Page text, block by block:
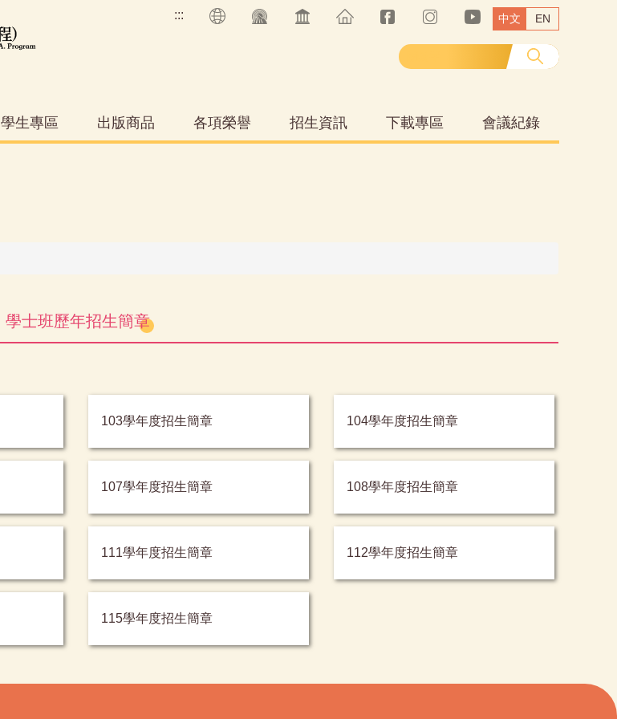
::: 中文 EN
學生專區 出版商品 各項榮譽 招生資訊 下載專區 會議紀錄
學士班歷年招生簡章
103學年度招生簡章 104學年度招生簡章
107學年度招生簡章 108學年度招生簡章
111學年度招生簡章 112學年度招生簡章
115學年度招生簡章